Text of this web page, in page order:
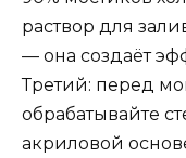
раствор для
— она создаёт
Третий: перед
обрабатывайте
акриловой